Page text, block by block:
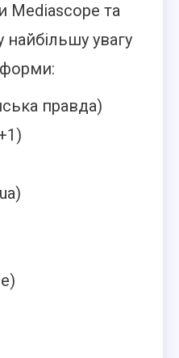
Mediascope та
найбільшу увагу
правда)